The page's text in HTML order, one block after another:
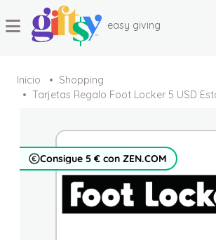
easy giving
Inicio
Shopping
Tarjetas Regalo Foot Locker 5 USD
Consigue 5 € con ZEN.COM